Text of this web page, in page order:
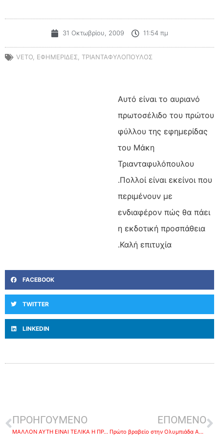
31 Οκτωβρίου, 2009 11:54 πμ
VETO, ΕΦΗΜΕΡΙΔΕΣ, ΤΡΙΑΝΤΑΦΥΛΟΠΟΥΛΟΣ
Αυτό είναι το αυριανό
πρωτοσέλιδο του πρώτου
φύλλου της εφημερίδας
του Μάκη
Τριανταφυλόπουλου
.Πολλοί είναι εκείνοι που
περιμένουν με
ενδιαφέρον πώς θα πάει
η εκδοτική προσπάθεια
.Καλή επιτυχία
FACEBOOK
TWITTER
LINKEDIN
ΠΡΟΗΓΟΥΜΕΝΟ
ΜΑΛΛΟΝ ΑΥΤΗ ΕΙΝΑΙ ΤΕΛΙΚΑ Η ΠΡΑΣΙΝΗ ΑΝΑΠΤΥΞΗ
ΕΠΟΜΕΝΟ
Πρώτο βραβείο στην Ολυμπιάδα Αστροφυσικής-